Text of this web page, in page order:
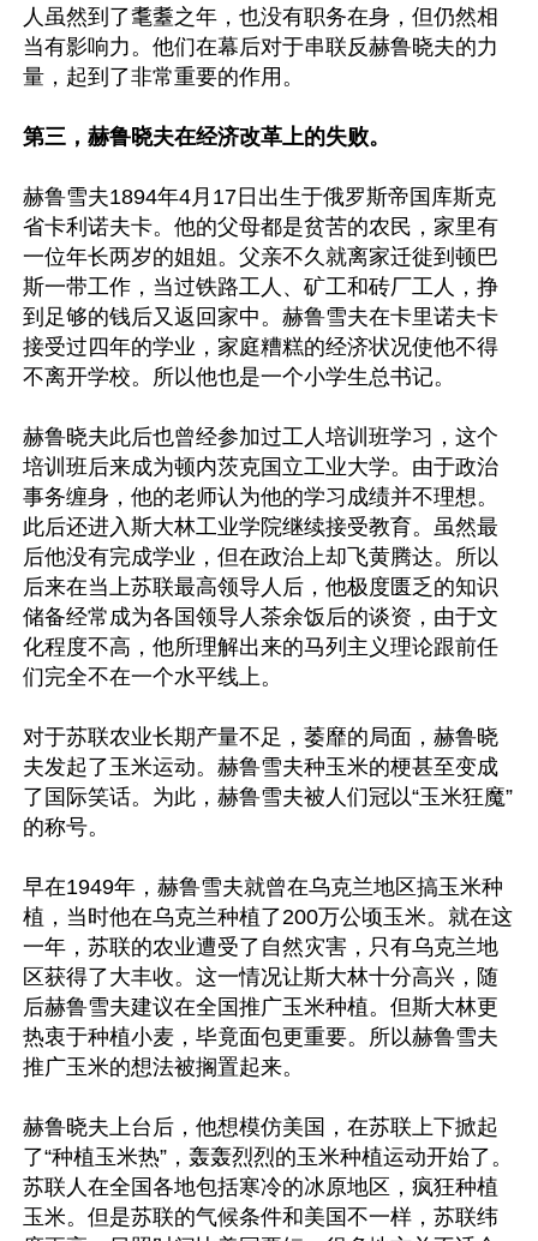
人虽然到了耄耋之年，也没有职务在身，但仍然相
当有影响力。他们在幕后对于串联反赫鲁晓夫的力
量，起到了非常重要的作用。
第三，赫鲁晓夫在经济改革上的失败。
赫鲁雪夫1894年4月17日出生于俄罗斯帝国库斯克
省卡利诺夫卡。他的父母都是贫苦的农民，家里有
一位年长两岁的姐姐。父亲不久就离家迁徙到顿巴
斯一带工作，当过铁路工人、矿工和砖厂工人，挣
到足够的钱后又返回家中。赫鲁雪夫在卡里诺夫卡
接受过四年的学业，家庭糟糕的经济状况使他不得
不离开学校。所以他也是一个小学生总书记。
赫鲁晓夫此后也曾经参加过工人培训班学习，这个
培训班后来成为顿内茨克国立工业大学。由于政治
事务缠身，他的老师认为他的学习成绩并不理想。
此后还进入斯大林工业学院继续接受教育。虽然最
后他没有完成学业，但在政治上却飞黄腾达。所以
后来在当上苏联最高领导人后，他极度匮乏的知识
储备经常成为各国领导人茶余饭后的谈资，由于文
化程度不高，他所理解出来的马列主义理论跟前任
们完全不在一个水平线上。
对于苏联农业长期产量不足，萎靡的局面，赫鲁晓
夫发起了玉米运动。赫鲁雪夫种玉米的梗甚至变成
了国际笑话。为此，赫鲁雪夫被人们冠以“玉米狂魔”
的称号。
早在1949年，赫鲁雪夫就曾在乌克兰地区搞玉米种
植，当时他在乌克兰种植了200万公顷玉米。就在这
一年，苏联的农业遭受了自然灾害，只有乌克兰地
区获得了大丰收。这一情况让斯大林十分高兴，随
后赫鲁雪夫建议在全国推广玉米种植。但斯大林更
热衷于种植小麦，毕竟面包更重要。所以赫鲁雪夫
推广玉米的想法被搁置起来。
赫鲁晓夫上台后，他想模仿美国，在苏联上下掀起
了“种植玉米热”，轰轰烈烈的玉米种植运动开始了。
苏联人在全国各地包括寒冷的冰原地区，疯狂种植
玉米。但是苏联的气候条件和美国不一样，苏联纬